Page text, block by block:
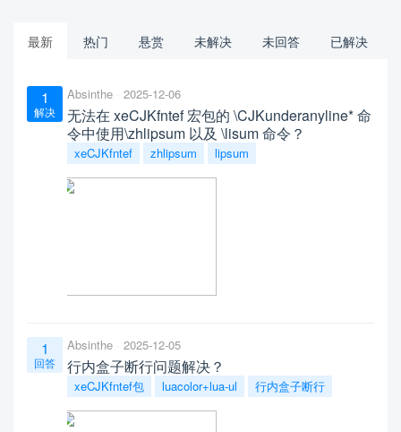
最新 热门 悬赏 未解决 未回答 已解决
1
解决
Absinthe 2025-12-06
无法在 xeCJKfntef 宏包的 \CJKunderanyline* 命
令中使用\zhlipsum 以及 \lisum 命令？
xeCJKfntef zhlipsum lipsum
1
回答
Absinthe 2025-12-05
行内盒子断行问题解决？
xeCJKfntef包 luacolor+lua-ul 行内盒子断行